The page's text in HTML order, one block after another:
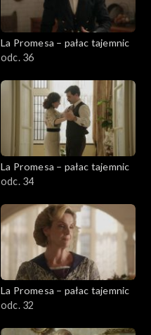
La Promesa – pałac tajemnic
odc. 36
La Promesa – pałac tajemnic
odc. 34
La Promesa – pałac tajemnic
odc. 32